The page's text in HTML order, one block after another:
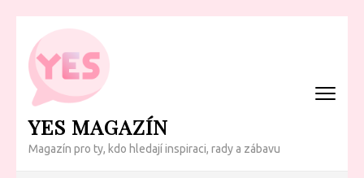
Přeskočit
obsah
(Enter)
YES MAGAZÍN
Magazín pro ty, kdo hledají inspiraci, rady a zábavu